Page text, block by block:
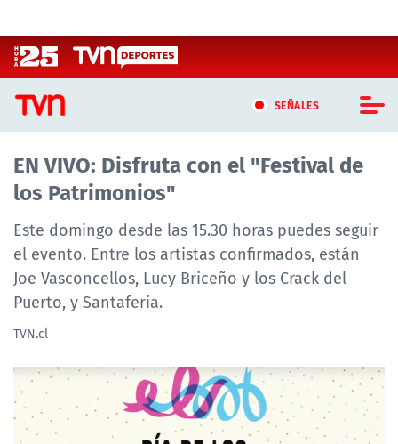
SEÑALES
CASTING MASTERCHEF CHILE
CASTING TVN VERTICAL
TVN VERTICAL
TVN PLAY
PROGRAMAS
TELESERIES
NTV
EN VIVO: Disfruta con el "Festival de
los Patrimonios"
Este domingo desde las 15.30 horas puedes seguir
el evento. Entre los artistas confirmados, están
Joe Vasconcellos, Lucy Briceño y los Crack del
Puerto, y Santaferia.
TVN.cl